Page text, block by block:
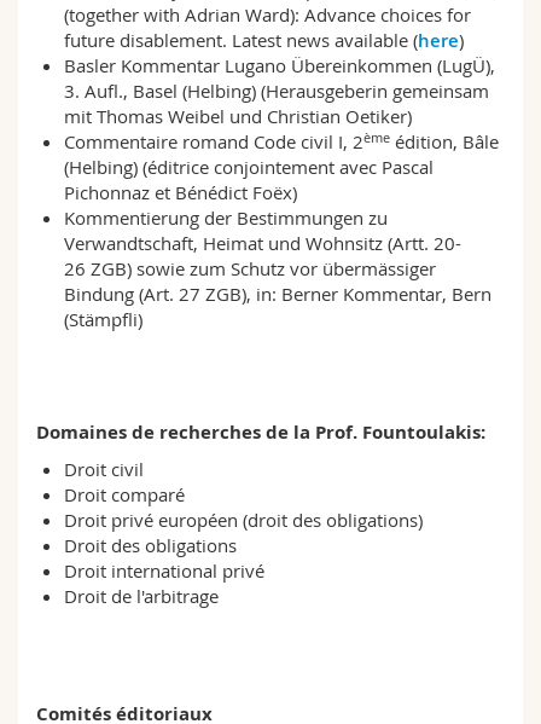
(together with Adrian Ward): Advance choices for
future disablement. Latest news available (here)
Basler Kommentar Lugano Übereinkommen (LugÜ),
3. Aufl., Basel (Helbing) (Herausgeberin gemeinsam
mit Thomas Weibel und Christian Oetiker)
Commentaire romand Code civil I, 2èmeédition, Bâle
(Helbing) (éditrice conjointement avec Pascal
Pichonnaz et Bénédict Foëx)
Kommentierung der Bestimmungen zu
Verwandtschaft, Heimat und Wohnsitz (Artt. 20-
26 ZGB) sowie zum Schutz vor übermässiger
Bindung (Art. 27 ZGB), in: Berner Kommentar, Bern
(Stämpfli)
Domaines de recherches de la Prof. Fountoulakis:
Droit civil
Droit comparé
Droit privé européen (droit des obligations)
Droit des obligations
Droit international privé
Droit de l'arbitrage
Comités éditoriaux